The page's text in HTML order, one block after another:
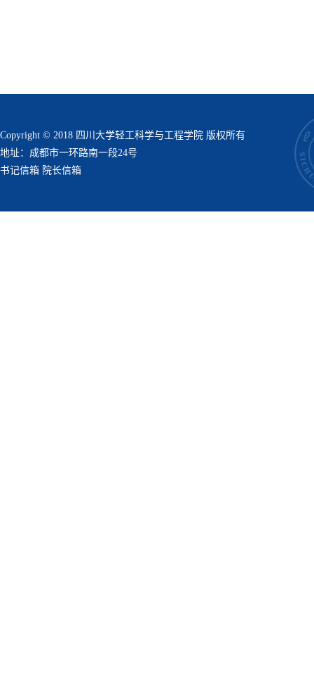
Copyright © 2018 四川大学轻工科学与工程学院 版权所有
地址：成都市一环路南一段24号
书记信箱 院长信箱